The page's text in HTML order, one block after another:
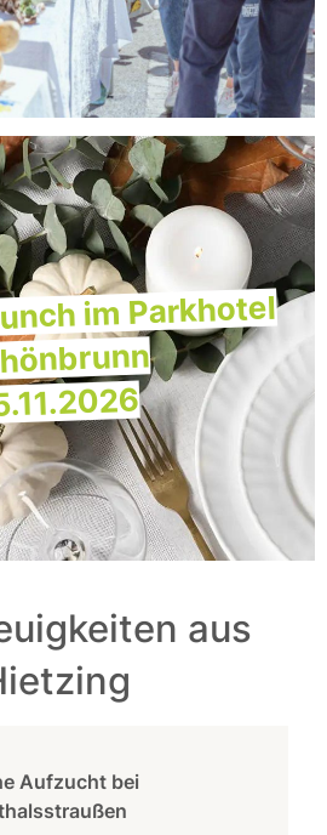
im Parkhotel
aus
Aufzucht bei